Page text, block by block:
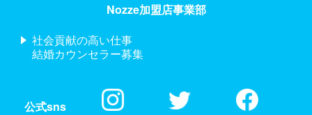
Nozze加盟店事業部
社会貢献の高い仕事
結婚カウンセラー募集
公式sns